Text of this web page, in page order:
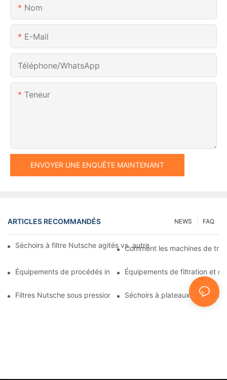
Nom
E-Mail
Téléphone/WhatsApp
Teneur
ENVOYER UNE ENQUÊTE MAINTENANT
ARTICLES RECOMMANDÉS FAQ
NEWS
Séchoirs à filtre Nutsche agités vs. autres méthodes de
Comment les machines de
Équipements de procédés industriels : des innovations qui
Équipements de filtration et
Filtres Nutsche sous pression : Applications dans les industries
Séchoirs à plateaux sous